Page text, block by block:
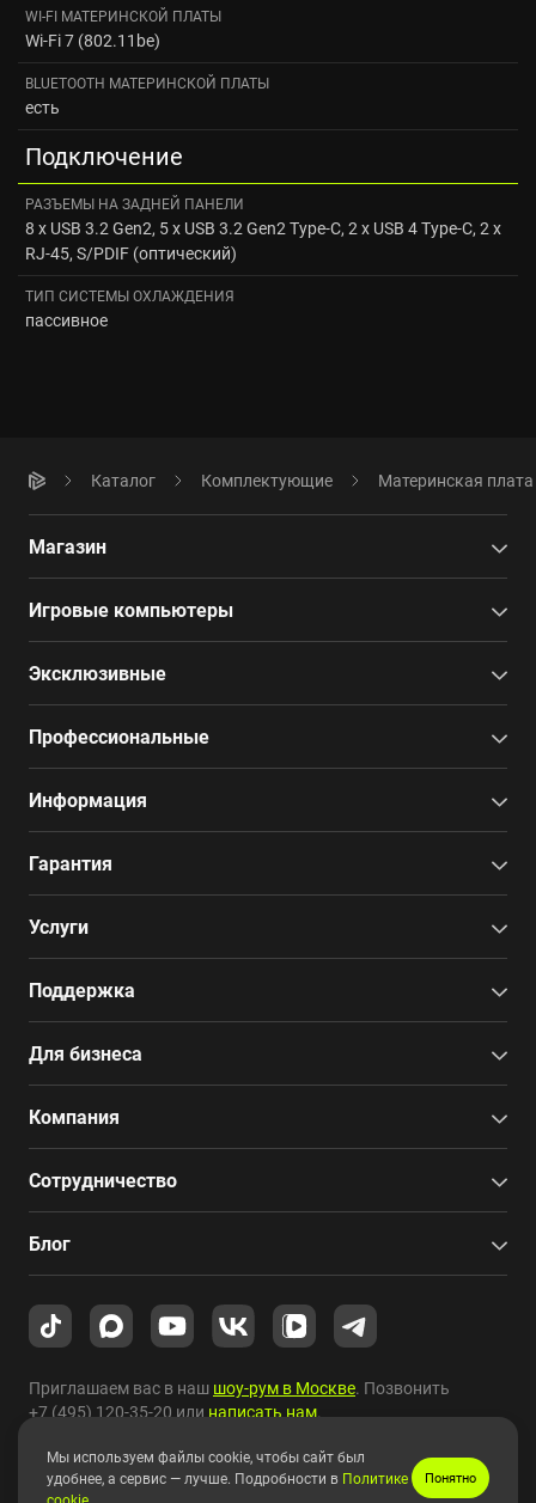
WI-FI МАТЕРИНСКОЙ ПЛАТЫ
Wi-Fi 7 (802.11be)
BLUETOOTH МАТЕРИНСКОЙ ПЛАТЫ
есть
Подключение
РАЗЪЕМЫ НА ЗАДНЕЙ ПАНЕЛИ
8 x USB 3.2 Gen2, 5 x USB 3.2 Gen2 Type-C, 2 x USB 4 Type-C, 2 x
RJ-45, S/PDIF (оптический)
ТИП СИСТЕМЫ ОХЛАЖДЕНИЯ
пассивное
Каталог Комплектующие Материнская плата
Магазин
Игровые компьютеры
Эксклюзивные
Профессиональные
Информация
Гарантия
Услуги
Поддержка
Для бизнеса
Компания
Сотрудничество
Блог
Приглашаем вас в наш шоу-рум в Москве. Позвонить
+7 (495) 120-35-20илинаписать нам.
Copyright © 2010-2026 HYPERPC.
Мы используем файлы cookie, чтобы сайт был
удобнее, а сервис — лучше. Подробности в Политике
Понятно